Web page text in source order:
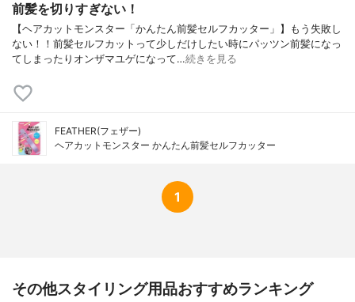
前髪を切りすぎない！
【ヘアカットモンスター「かんたん前髪セルフカッター」】もう失敗し
ない！！前髪セルフカットって少しだけしたい時にパッツン前髪になっ
てしまったりオンザマユゲになって…続きを見る
FEATHER(フェザー)
ヘアカットモンスター かんたん前髪セルフカッター
1
その他スタイリング用品おすすめランキング